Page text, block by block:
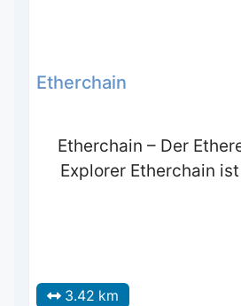
Etherchain
Etherchain – Der
Explorer Etherchain
3.42 km